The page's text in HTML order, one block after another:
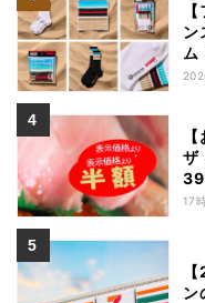
ン
ム
ザ
17
ン